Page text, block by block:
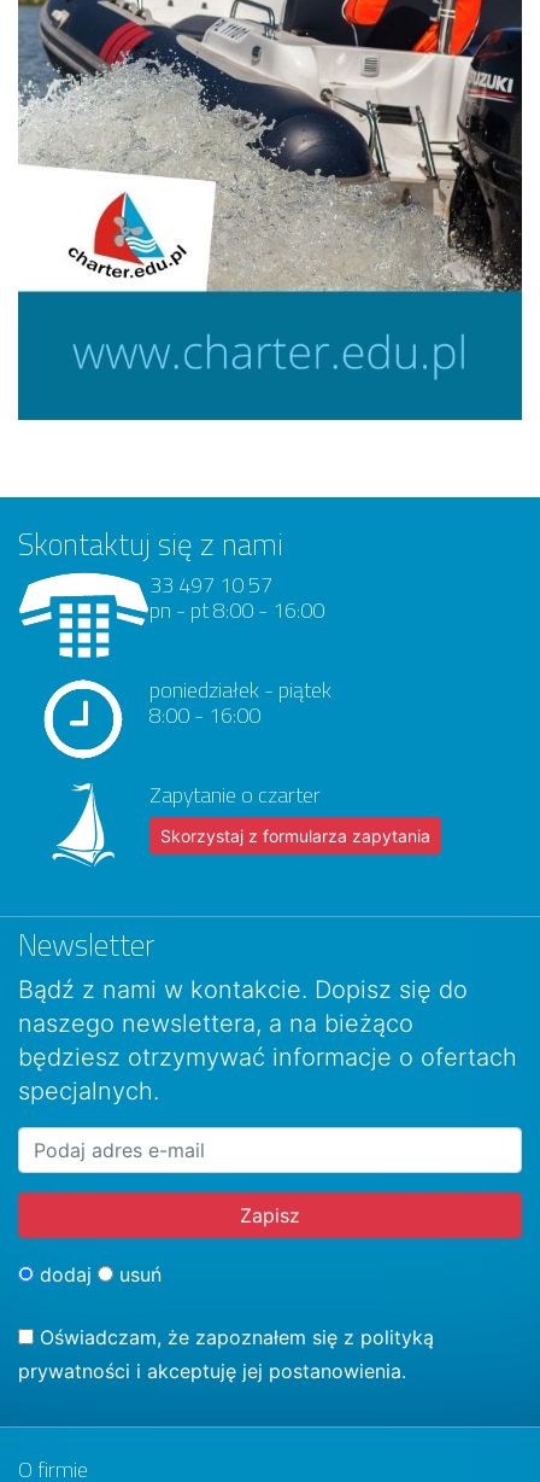
Skontaktuj się z nami
33 497 10 57
pn - pt 8:00 - 16:00
poniedziałek - piątek
8:00 - 16:00
Zapytanie o czarter
Skorzystaj z formularza zapytania
Newsletter
Bądź z nami w kontakcie. Dopisz się do
naszego newslettera, a na bieżąco
będziesz otrzymywać informacje o ofertach
specjalnych.
dodaj usuń
Oświadczam, że zapoznałem się z polityką
prywatności i akceptuję jej postanowienia.
O firmie